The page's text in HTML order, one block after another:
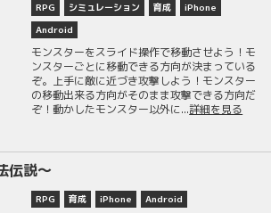
RPG シミュレーション 育成
iPhone
Android
モンスターをスライド操作で移動させよう！モ
ンスターごとに移動できる方向が決まっている
ぞ。上手に敵に近づき攻撃しよう！モンスター
の移動出来る方向がそのまま攻撃できる方向だ
ぞ！動かしたモンスター以外に...詳細を見る
伝説〜
RPG 育成 iPhone Android